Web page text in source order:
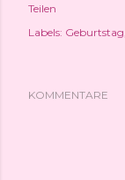
Teilen
Labels: Geburtstag
KOMMENTARE